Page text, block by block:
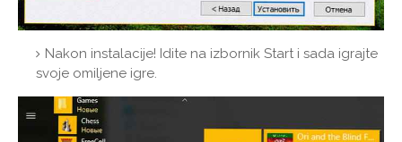
Nakon instalacije! Idite na izbornik Start i sada igrajte
svoje omiljene igre.